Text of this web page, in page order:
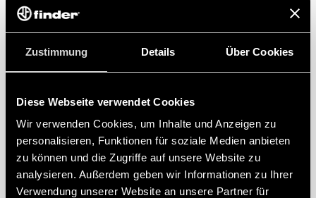
Zustimmung Details Über Cookies
Diese Webseite verwendet Cookies
Wir verwenden Cookies, um Inhalte und Anzeigen zu
personalisieren, Funktionen für soziale Medien anbieten
zu können und die Zugriffe auf unsere Website zu
analysieren. Außerdem geben wir Informationen zu Ihrer
Verwendung unserer Website an unsere Partner für